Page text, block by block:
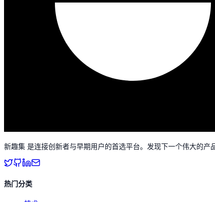
新趣集 是连接创新者与早期用户的首选平台。发现下一个伟大的产
热门分类